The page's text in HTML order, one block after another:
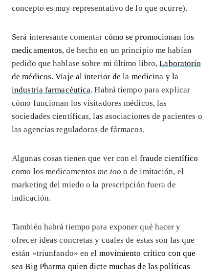
concepto es muy representativo de lo que ocurre).
Será interesante comentar cómo se promocionan los
medicamentos, de hecho en un principio me habían
pedido que hablase sobre mi último libro,Laboratorio
de médicos. Viaje al interior de la medicina y la
industria farmacéutica. Habrá tiempo para explicar
cómo funcionan los visitadores médicos, las
sociedades científicas, las asociaciones de pacientes o
las agencias reguladoras de fármacos.
Algunas cosas tienen que ver con el fraude científico
como los medicamentos me too o de imitación, el
marketing del miedo o la prescripción fuera de
indicación.
También habrá tiempo para exponer qué hacer y
ofrecer ideas concretas y cuales de estas son las que
están «triunfando» en el movimiento crítico con que
sea Big Pharma quien dicte muchas de las políticas